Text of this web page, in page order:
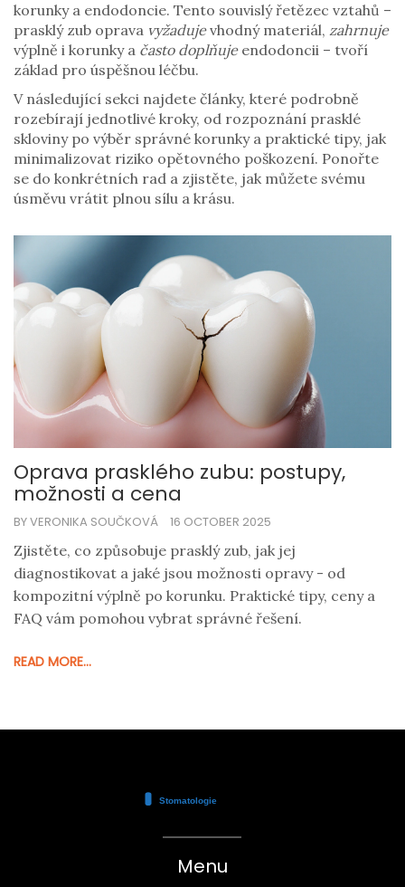
korunky a endodoncie. Tento souvislý řetězec vztahů –
prasklý zub oprava vyžadujevhodný materiál, zahrnuje
výplně i korunky a často doplňujeendodoncii – tvoří
základ pro úspěšnou léčbu.
V následující sekci najdete články, které podrobně
rozebírají jednotlivé kroky, od rozpoznání prasklé
skloviny po výběr správné korunky a praktické tipy, jak
minimalizovat riziko opětovného poškození. Ponořte
se do konkrétních rad a zjistěte, jak můžete svému
úsměvu vrátit plnou sílu a krásu.
Oprava prasklého zubu: postupy,
možnosti a cena
BY VERONIKA SOUČKOVÁ 16 OCTOBER 2025
Zjistěte, co způsobuje prasklý zub, jak jej
diagnostikovat a jaké jsou možnosti opravy - od
kompozitní výplně po korunku. Praktické tipy, ceny a
FAQ vám pomohou vybrat správné řešení.
READ MORE...
Menu